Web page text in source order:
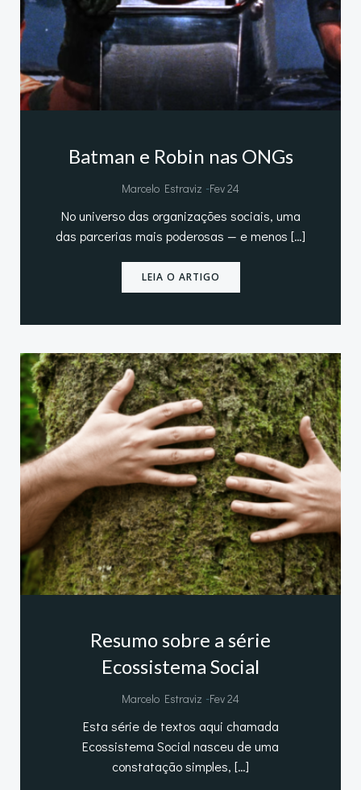
Batman e Robin nas ONGs
Marcelo Estraviz -Fev 24
No universo das organizações sociais, uma
das parcerias mais poderosas — e menos […]
LEIA O ARTIGO
Resumo sobre a série
Ecossistema Social
Marcelo Estraviz -Fev 24
Esta série de textos aqui chamada
Ecossistema Social nasceu de uma
constatação simples, […]